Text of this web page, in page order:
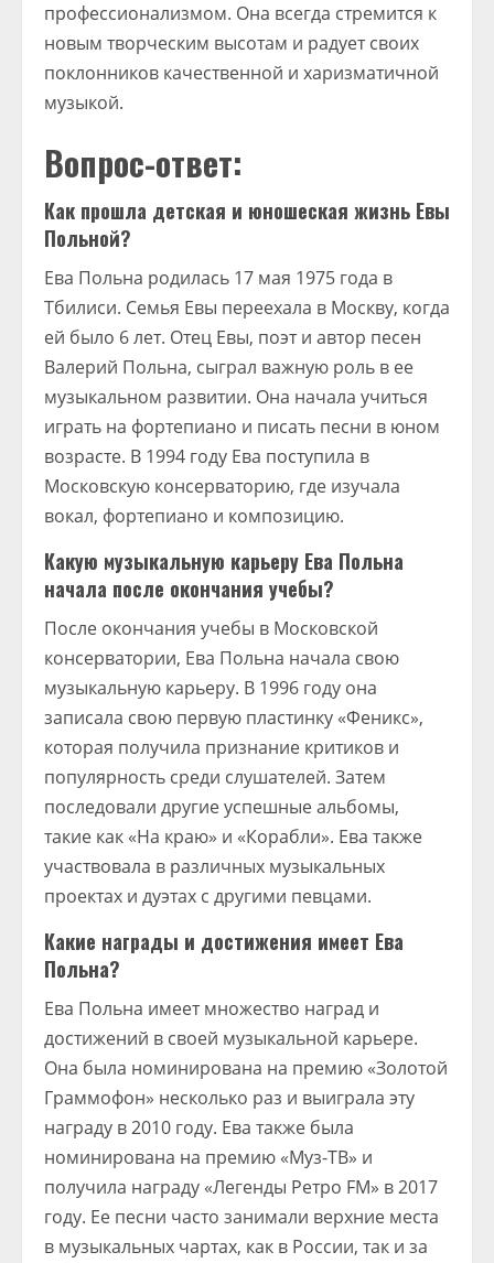
профессионализмом. Она всегда стремится к
новым творческим высотам и радует своих
поклонников качественной и харизматичной
музыкой.
Вопрос-ответ:
Как прошла детская и юношеская жизнь Евы
Польной?
Ева Польна родилась 17 мая 1975 года в
Тбилиси. Семья Евы переехала в Москву, когда
ей было 6 лет. Отец Евы, поэт и автор песен
Валерий Польна, сыграл важную роль в ее
музыкальном развитии. Она начала учиться
играть на фортепиано и писать песни в юном
возрасте. В 1994 году Ева поступила в
Московскую консерваторию, где изучала
вокал, фортепиано и композицию.
Какую музыкальную карьеру Ева Польна
начала после окончания учебы?
После окончания учебы в Московской
консерватории, Ева Польна начала свою
музыкальную карьеру. В 1996 году она
записала свою первую пластинку «Феникс»,
которая получила признание критиков и
популярность среди слушателей. Затем
последовали другие успешные альбомы,
такие как «На краю» и «Корабли». Ева также
участвовала в различных музыкальных
проектах и дуэтах с другими певцами.
Какие награды и достижения имеет Ева
Польна?
Ева Польна имеет множество наград и
достижений в своей музыкальной карьере.
Она была номинирована на премию «Золотой
Граммофон» несколько раз и выиграла эту
награду в 2010 году. Ева также была
номинирована на премию «Муз-ТВ» и
получила награду «Легенды Ретро FM» в 2017
году. Ее песни часто занимали верхние места
в музыкальных чартах, как в России, так и за